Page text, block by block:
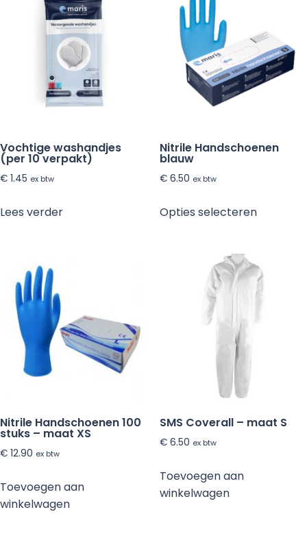
Vochtige washandjes
(per 10 verpakt)
€ 1.45 ex btw
Lees verder
Nitrile Handschoenen
blauw
€6.50 ex btw
Opties selecterenproduct
variaties.
Deze
kan
Nitrile Handschoenen 100
stuks – maat XS
€ 12.90 ex btw
Toevoegen aan
winkelwagen
SMS Coverall – maat S
€6.50 ex btw
Toevoegen aan
winkelwagen